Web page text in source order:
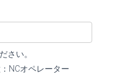
さい。
NCオペレーター